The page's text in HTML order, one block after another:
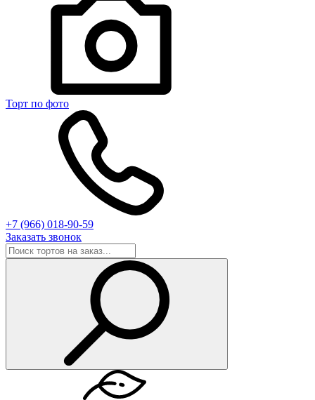
Торт по фото
+7 (966) 018-90-59
Заказать звонок